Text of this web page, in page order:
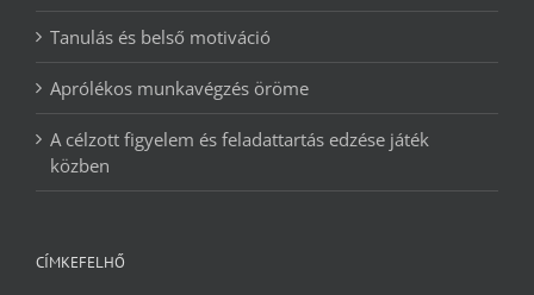
Tanulás és belső motiváció
Aprólékos munkavégzés öröme
A célzott figyelem és feladattartás edzése játék
közben
CÍMKEFELHŐ